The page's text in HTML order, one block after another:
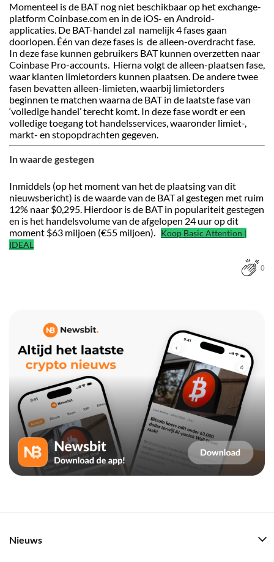
Momenteel is de BAT nog niet beschikbaar op het exchange-
platform Coinbase.com en in de iOS- en Android-
applicaties. De BAT-handel zal namelijk 4 fases gaan
doorlopen. Één van deze fases is de alleen-overdracht fase.
In deze fase kunnen gebruikers BAT kunnen overzetten naar
Coinbase Pro-accounts. Hierna volgt de alleen-plaatsen fase,
waar klanten limietorders kunnen plaatsen. De andere twee
fasen bevatten alleen-limieten, waarbij limietorders
beginnen te matchen waarna de BAT in de laatste fase van
‘volledige handel’ terecht komt. In deze fase wordt er een
volledige toegang tot handelsservices, waaronder limiet-,
markt- en stopopdrachten gegeven.
In waarde gestegen
Inmiddels (op het moment van het de plaatsing van dit
nieuwsbericht) is de waarde van de BAT al gestegen met ruim
12% naar $0,295. Hierdoor is de BAT in populariteit gestegen
en is het handelsvolume van de afgelopen 24 uur op dit
moment $63 miljoen (€55 miljoen).
Koop Basic Attention |
IDEAL
0
Nieuws